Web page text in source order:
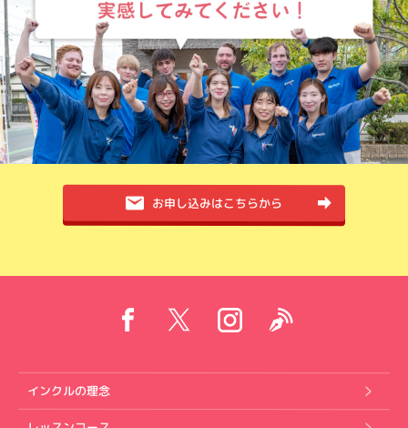
お申し込みはこちらから
インクルの理念